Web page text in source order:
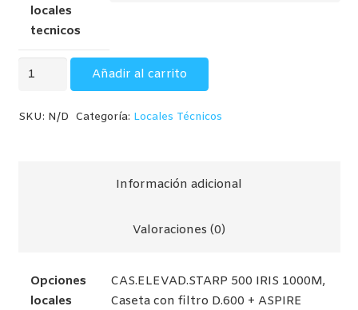
1.649,00€
locales
tecnicos
Locales
Añadir al carrito
SKU: N/D Categoría: Locales Técnicos
Información adicional
Valoraciones (0)
Opciones
locales
CAS.ELEVAD.STARP 500 IRIS 1000M,
Caseta con filtro D.600 + ASPIRE